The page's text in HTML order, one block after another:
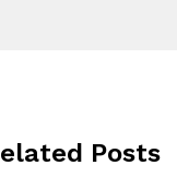
Posts